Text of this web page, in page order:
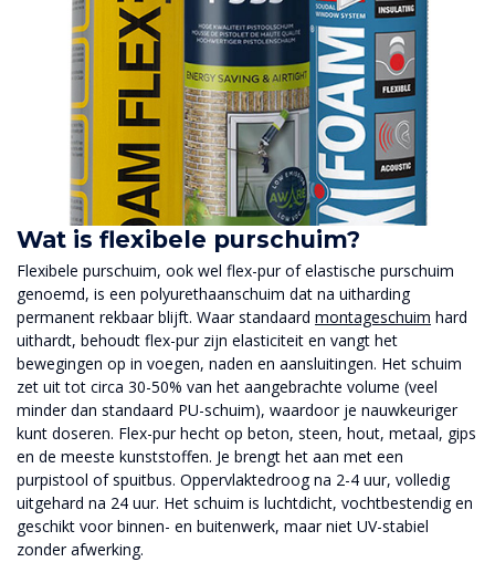
Wat is flexibele purschuim?
Flexibele purschuim, ook wel flex-pur of elastische purschuim
genoemd, is een polyurethaanschuim dat na uitharding
permanent rekbaar blijft. Waar standaard montageschuim hard
uithardt, behoudt flex-pur zijn elasticiteit en vangt het
bewegingen op in voegen, naden en aansluitingen. Het schuim
zet uit tot circa 30-50% van het aangebrachte volume (veel
minder dan standaard PU-schuim), waardoor je nauwkeuriger
kunt doseren. Flex-pur hecht op beton, steen, hout, metaal, gips
en de meeste kunststoffen. Je brengt het aan met een
purpistool of spuitbus. Oppervlaktedroog na 2-4 uur, volledig
uitgehard na 24 uur. Het schuim is luchtdicht, vochtbestendig en
geschikt voor binnen- en buitenwerk, maar niet UV-stabiel
zonder afwerking.